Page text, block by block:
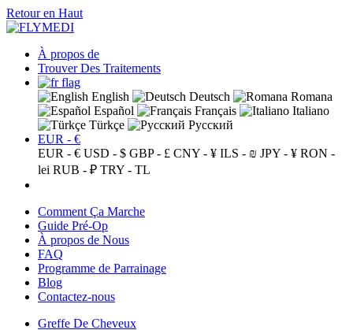
Retour en Haut
À propos de
Trouver Des Traitements
English Deutsch
Romana
Español
Français
Italiano
Türkçe
Русский
EUR - €
EUR - € USD - $ GBP - £ CNY - ¥ ILS - ₪ JPY - ¥ RON -
lei RUB - ₽ TRY - TL
Comment Ça Marche
Guide Pré-Op
À propos de Nous
FAQ
Programme de Parrainage
Blog
Contactez-nous
Greffe De Cheveux